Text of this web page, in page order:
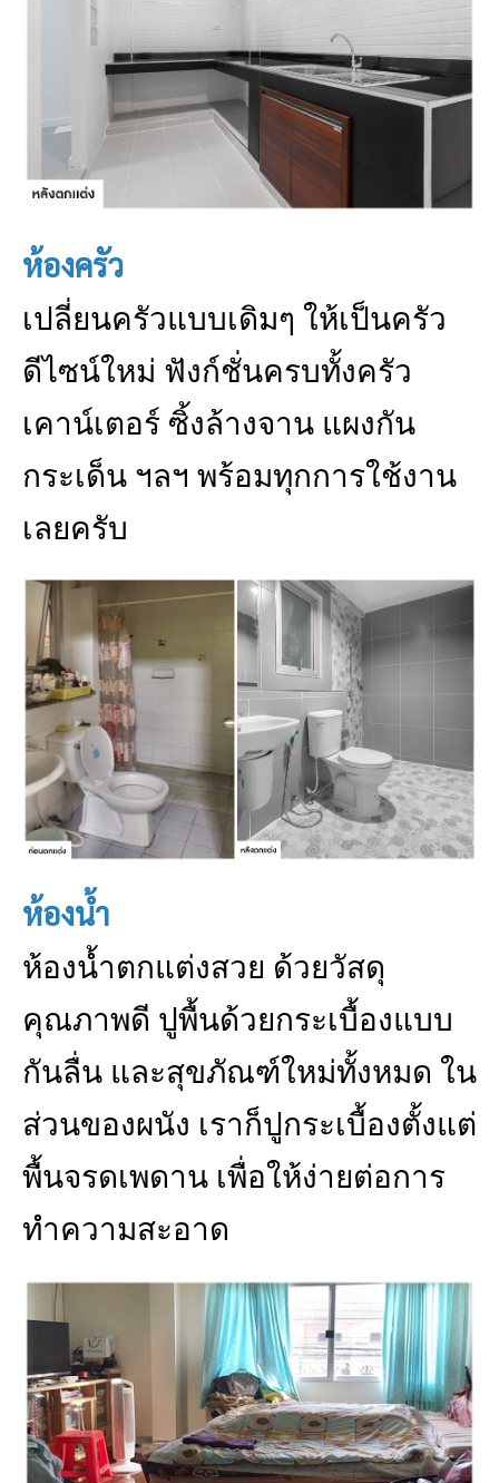
ห้องครัว
เปลี่ยนครัวแบบเดิมๆ ให้เป็นครัว
ดีไซน์ใหม่ ฟังก์ชั่นครบทั้งครัว
เคาน์เตอร์ ซิ้งล้างจาน แผงกัน
กระเด็น ฯลฯ พร้อมทุกการใช้งาน
เลยครับ
ห้องน้ำ
ห้องน้ำตกแต่งสวย ด้วยวัสดุ
คุณภาพดี ปูพื้นด้วยกระเบื้องแบบ
กันลื่น และสุขภัณฑ์ใหม่ทั้งหมด ใน
ส่วนของผนัง เราก็ปูกระเบื้องตั้งแต่
พื้นจรดเพดาน เพื่อให้ง่ายต่อการ
ทำความสะอาด